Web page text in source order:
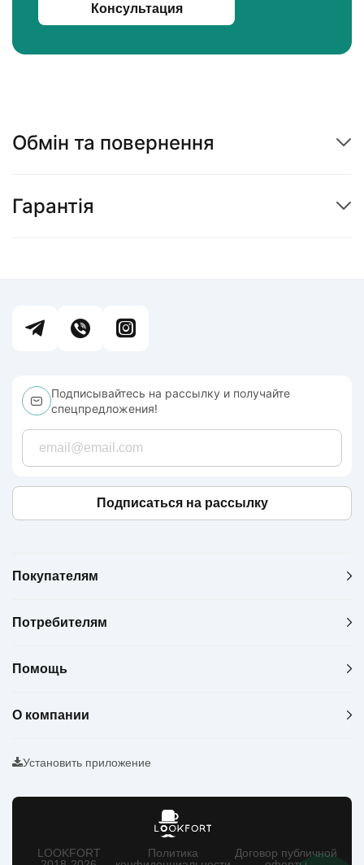
Консультация
Обмін та повернення
Гарантія
Подписывайтесь на рассылку и получайте
спецпредложения!
Подписаться на рассылку
Покупателям
Потребителям
Помощь
О компании
Установить приложение
LOOKFORT
Политика
Договор публичной